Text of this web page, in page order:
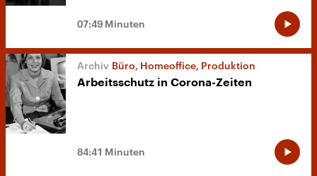
07:49 Minuten
Büro, Homeoffice, Produktion
Arbeitsschutz in Corona-Zeiten
84:41 Minuten